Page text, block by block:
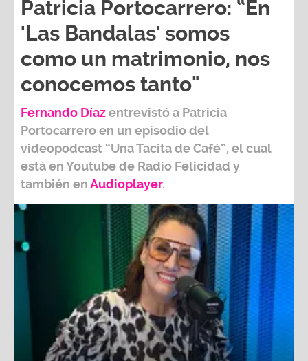
Patricia Portocarrero: “En
'Las Bandalas' somos
como un matrimonio, nos
conocemos tanto"
Fernando Díazentrevistó a Patricia
Portocarreroen un episodio del
videopodcast “Una Tacita de Café”, el cual
está en Youtube de Radio Felicidad y
también enAudioplayer.